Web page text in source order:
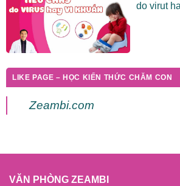
do virut
LIKE PAGE – HỌC KIẾN THỨC CHĂM CON
Zeambi.com
VĂN PHÒNG ZEAMBI